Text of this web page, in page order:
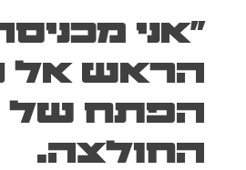
"אני
הראש אל
הפתח של
החולצה.